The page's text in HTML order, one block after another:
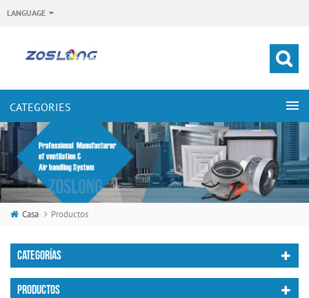
LANGUAGE
Casa Productos
CATEGORÍAS
PRODUCTOS